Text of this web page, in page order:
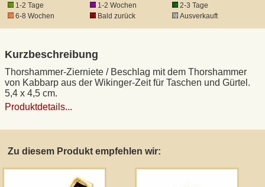
1-2 Tage 1-2 Wochen
2-3 Tage
6-8 Wochen
Bald zurück Ausverkauft
Kurzbeschreibung
Thorshammer-Zierniete / Beschlag mit dem Thorshammer
von Kabbarp aus der Wikinger-Zeit für Taschen und Gürtel.
5,4 x 4,5 cm.
Produktdetails...
Zu diesem Produkt empfehlen wir:
Waffenrecht und FSK 18
Produkthaftung
Datenschutz
Widerrufsrecht
Anfertigung von Museumsrepliken
Mittelalter-Großhandel